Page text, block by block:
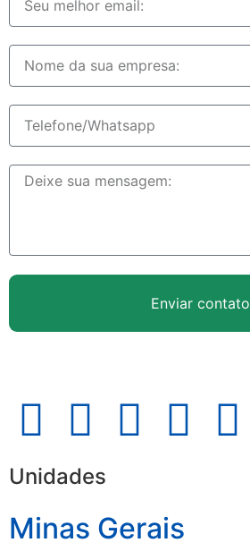
Enviar contato
Unidades
Minas Gerais